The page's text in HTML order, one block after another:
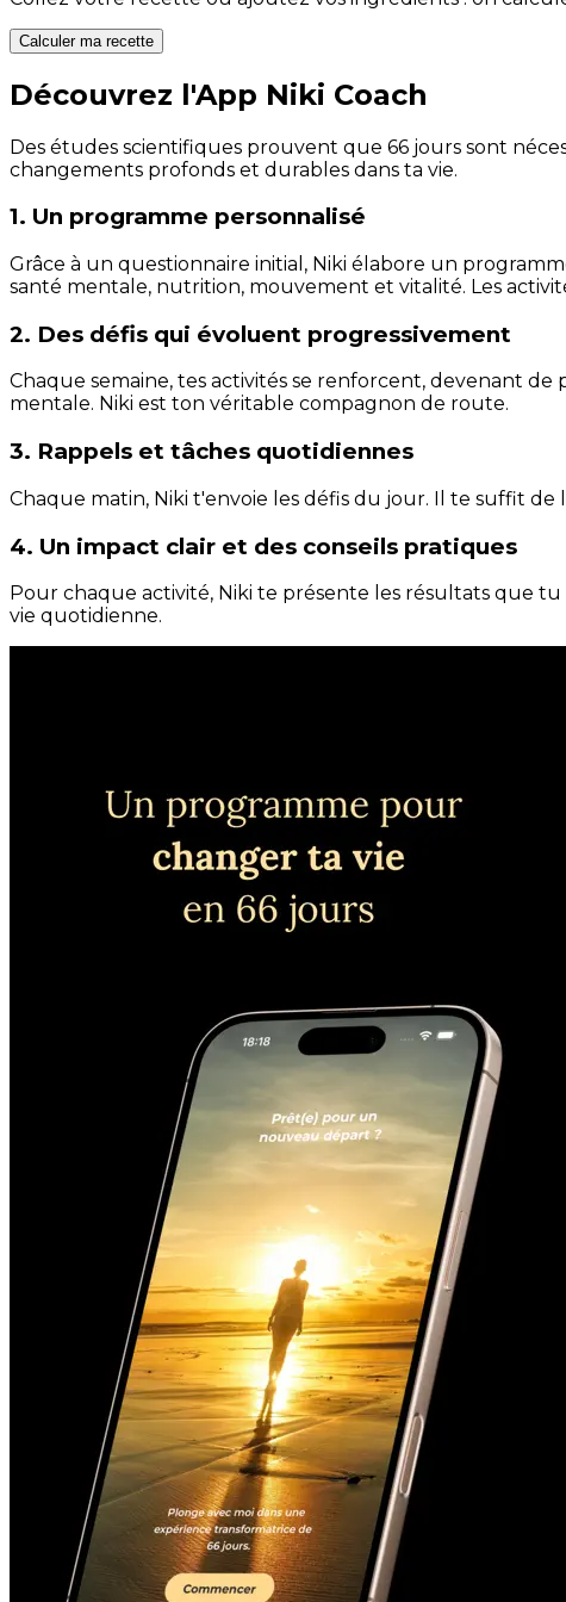
Calculer ma recette
Découvrez l'App Niki Coach
Des études scientifiques prouvent que 66 jours sont
changements profonds et durables dans ta vie.
1. Un programme personnalisé
Grâce à un questionnaire initial, Niki élabore un
santé mentale, nutrition, mouvement et vitalité. Les
2. Des défis qui évoluent progressivement
Chaque semaine, tes activités se renforcent, devenant
mentale. Niki est ton véritable compagnon de route.
3. Rappels et tâches quotidiennes
Chaque matin, Niki t'envoie les défis du jour. Il te suffit
4. Un impact clair et des conseils pratiques
Pour chaque activité, Niki te présente les résultats que
vie quotidienne.